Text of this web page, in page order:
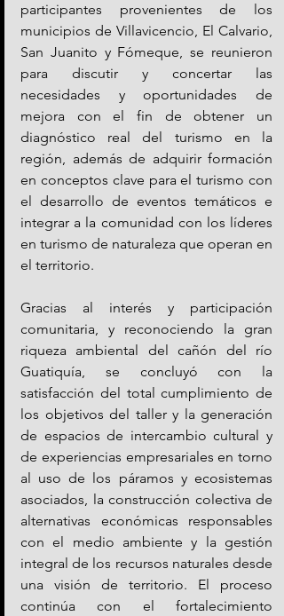
participantes provenientes de los
municipios de Villavicencio, El Calvario,
San Juanito y Fómeque, se reunieron
para discutir y concertar las
necesidades y oportunidades de
mejora con el fin de obtener un
diagnóstico real del turismo en la
región, además de adquirir formación
en conceptos clave para el turismo con
el desarrollo de eventos temáticos e
integrar a la comunidad con los líderes
en turismo de naturaleza que operan en
el territorio.
Gracias al interés y participación
comunitaria, y reconociendo la gran
riqueza ambiental del cañón del río
Guatiquía, se concluyó con la
satisfacción del total cumplimiento de
los objetivos del taller y la generación
de espacios de intercambio cultural y
de experiencias empresariales en torno
al uso de los páramos y ecosistemas
asociados, la construcción colectiva de
alternativas económicas responsables
con el medio ambiente y la gestión
integral de los recursos naturales desde
una visión de territorio. El proceso
continúa con el fortalecimiento